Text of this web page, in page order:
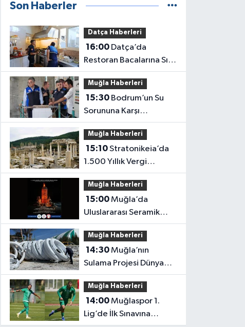
Son Haberler
Datça Haberleri
16:00Datça’da
Restoran Bacalarına Sıkı
Denetim
Muğla Haberleri
15:30Bodrum’un Su
Sorununa Karşı
Yatırımlar Sürüyor
Muğla Haberleri
15:10Stratonikeia’da
1.500 Yıllık Vergi
Usulsüzlüğü Ortaya
Çıktı
Muğla Haberleri
15:00Muğla’da
Uluslararası Seramik
Buluşması
Muğla Haberleri
14:30Muğla’nın
Sulama Projesi Dünya
Finalinde
Muğla Haberleri
14:00Muğlaspor 1.
Lig’de İlk Sınavına